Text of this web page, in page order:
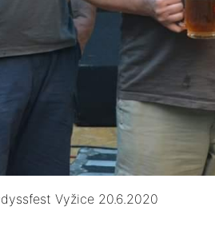
Vyžice 20.6.2020